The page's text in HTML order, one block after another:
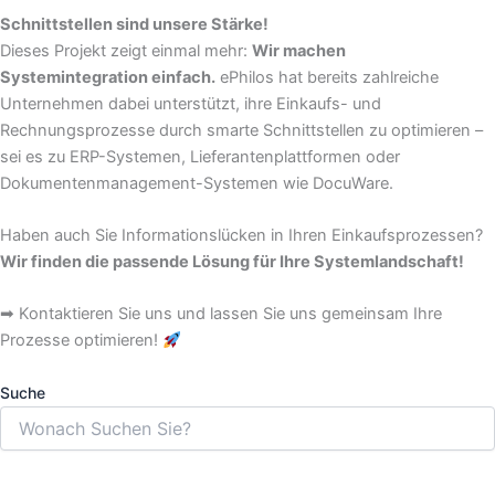
Schnittstellen sind unsere Stärke!
Dieses Projekt zeigt einmal mehr: Wir machen
Systemintegration einfach. ePhilos hat bereits zahlreiche
Unternehmen dabei unterstützt, ihre Einkaufs- und
Rechnungsprozesse durch smarte Schnittstellen zu optimieren –
sei es zu ERP-Systemen, Lieferantenplattformen oder
Dokumentenmanagement-Systemen wie DocuWare.
Haben auch Sie Informationslücken in Ihren Einkaufsprozessen?
Wir finden die passende Lösung für Ihre Systemlandschaft!
➡ Kontaktieren Sie uns und lassen Sie uns gemeinsam Ihre
Prozesse optimieren!
Suche